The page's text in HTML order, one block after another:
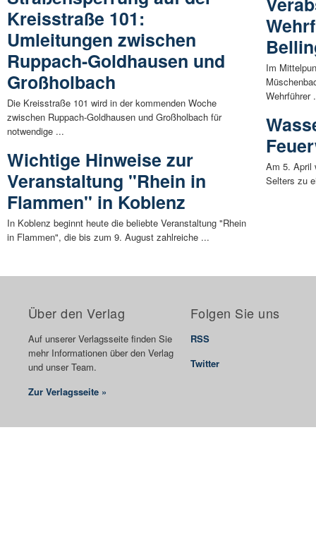
Kreisstraße 101:
Umleitungen zwischen
Ruppach-Goldhausen und
Großholbach
Die Kreisstraße 101 wird in der kommenden Woche
zwischen Ruppach-Goldhausen und Großholbach für
notwendige ...
Wichtige Hinweise zur
Veranstaltung "Rhein in
Flammen" in Koblenz
In Koblenz beginnt heute die beliebte Veranstaltung "Rhein
in Flammen", die bis zum 9. August zahlreiche ...
Im
Wehrführer
Am 5. April
Selters zu
Über den Verlag
Auf unserer Verlagsseite finden Sie
mehr Informationen über den Verlag
und unser Team.
Zur Verlagsseite »
Folgen Sie uns
RSS
Twitter